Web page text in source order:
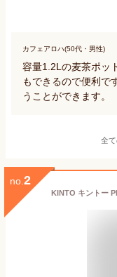
カフェアロハ(50代・男性)
容量1.2Lの麦茶ポッ
もできるので便利で
うことができます。
全
no. 2